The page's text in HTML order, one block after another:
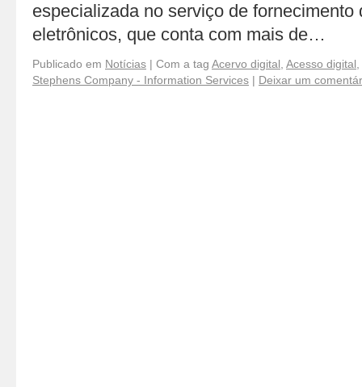
especializada no serviço de fornecimento
eletrônicos, que conta com mais de…
Publicado em Notícias | Com a tag Acervo digital Acesso digital
Stephens Company - Information Services | Deixar um